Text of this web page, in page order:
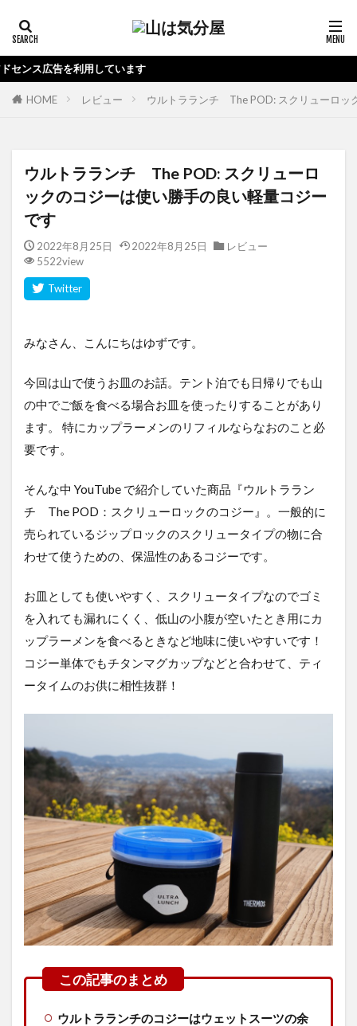
HOME レビュー ウルトラランチ The POD: スクリューロッ
ウルトラランチ The POD: スクリューロ
ックのコジーは使い勝手の良い軽量コジー
です
2022年8月25日 2022年8月25日
レビュー
5522view
みなさん、こんにちはゆずです。
今回は山で使うお皿のお話。テント泊でも日帰りでも山
の中でご飯を食べる場合お皿を使ったりすることがあり
ます。 特にカップラーメンのリフィルならなおのこと必
要です。
そんな中 YouTube で紹介していた商品『ウルトララン
チ The POD：スクリューロックのコジー』。一般的に
売られているジップロックのスクリュータイプの物に合
わせて使うための、保温性のあるコジーです。
お皿としても使いやすく、スクリュータイプなのでゴミ
を入れても漏れにくく、低山の小腹が空いたとき用にカ
ップラーメンを食べるときなど地味に使いやすいです！
コジー単体でもチタンマグカップなどと合わせて、ティ
ータイムのお供に相性抜群！
ウルトラランチのコジーはウェットスーツの余